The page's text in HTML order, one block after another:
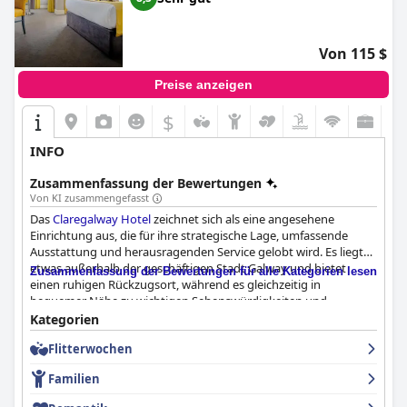
Von 115 $
Preise anzeigen
$
INFO
Zusammenfassung der Bewertungen
Von KI zusammengefasst
DasClaregalway Hotelzeichnet sich als eine angesehene
Einrichtung aus, die für ihre strategische Lage, umfassende
Ausstattung und herausragenden Service gelobt wird. Es liegt
etwas außerhalb der geschäftigen Stadt Galway und bietet
einen ruhigen Rückzugsort, während es gleichzeitig in
bequemer Nähe zu wichtigen Sehenswürdigkeiten und
Einkaufsmöglichkeiten liegt. Gäste schätzen die einfache
Erreichbarkeit des Stadtzentrums von Galway, sei es durch eine
kurze Autofahrt oder die Nutzung der nahegelegenen
Busverbindungen. Dieses Gleichgewicht zwischen ländlichem
Charme und städtischer Lebendigkeit macht es zu einem
idealen Ausgangspunkt für die Erkundung von Gebieten wie
Zusammenfassung der Bewertungen für alle Kategorien lesen
Kategorien
Flitterwochen
Familien